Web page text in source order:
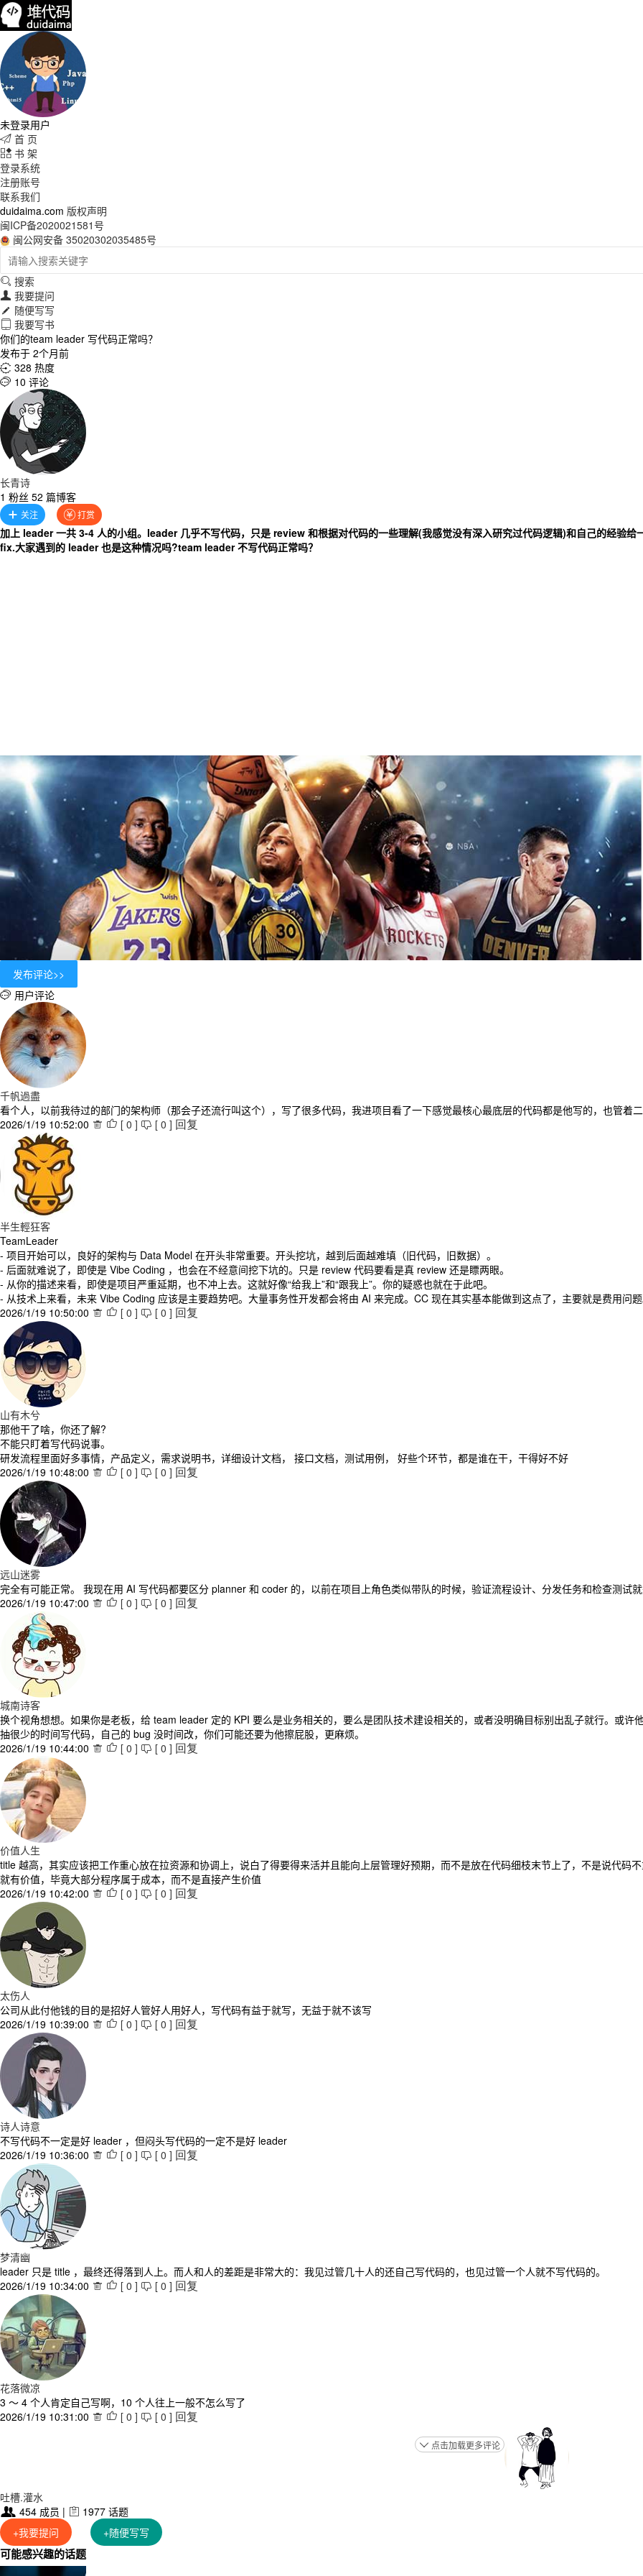
未登录用户
 首 页
 书 架
登录系统
注册账号
联系我们
duidaima.com 版权声明
闽ICP备2020021581号
闽公网安备 35020302035485号
 搜索
 我要提问
 随便写写
 我要写书
你们的team leader 写代码正常吗？
发布于 2个月前
 328 热度
 10 评论
长青诗
1 粉丝 52 篇博客
 关注 打赏
加上 leader 一共 3-4 人的小组。leader 几乎不写代码，只是 review 和根据对代码的一些理解(我感觉没有深入研究过代码逻辑)和自己的经验
fix.大家遇到的 leader 也是这种情况吗?team leader 不写代码正常吗？
 用户评论
千帆過盡
看个人，以前我待过的部门的架构师（那会子还流行叫这个），写了很多代码，我进项目看了一下感觉最核心最底层的代码都是他写的，也管着
2026/1/19 10:52:00   [ 0 ]  [ 0 ] 回复
半生輕狂客
TeamLeader
- 项目开始可以，良好的架构与 Data Model 在开头非常重要。开头挖坑，越到后面越难填（旧代码，旧数据）。
- 后面就难说了，即使是 Vibe Coding ，也会在不经意间挖下坑的。只是 review 代码要看是真 review 还是瞟两眼。
- 从你的描述来看，即使是项目严重延期，也不冲上去。这就好像“给我上”和“跟我上”。你的疑惑也就在于此吧。
- 从技术上来看，未来 Vibe Coding 应该是主要趋势吧。大量事务性开发都会将由 AI 来完成。CC 现在其实基本能做到这点了，主要就是费用问题
2026/1/19 10:50:00   [ 0 ]  [ 0 ] 回复
山有木兮
那他干了啥，你还了解?
不能只盯着写代码说事。
研发流程里面好多事情，产品定义，需求说明书，详细设计文档， 接口文档，测试用例， 好些个环节，都是谁在干，干得好不好
2026/1/19 10:48:00   [ 0 ]  [ 0 ] 回复
远山迷雾
完全有可能正常。 我现在用 AI 写代码都要区分 planner 和 coder 的，以前在项目上角色类似带队的时候，验证流程设计、分发任务和检查测试
2026/1/19 10:47:00   [ 0 ]  [ 0 ] 回复
城南诗客
换个视角想想。如果你是老板，给 team leader 定的 KPI 要么是业务相关的，要么是团队技术建设相关的，或者没明确目标别出乱子就行。或
抽很少的时间写代码，自己的 bug 没时间改，你们可能还要为他擦屁股，更麻烦。
2026/1/19 10:44:00   [ 0 ]  [ 0 ] 回复
价值人生
title 越高，其实应该把工作重心放在拉资源和协调上，说白了得要得来活并且能向上层管理好预期，而不是放在代码细枝末节上了，不是说代码
就有价值，毕竟大部分程序属于成本，而不是直接产生价值
2026/1/19 10:42:00   [ 0 ]  [ 0 ] 回复
太伤人
公司从此付他钱的目的是招好人管好人用好人，写代码有益于就写，无益于就不该写
2026/1/19 10:39:00   [ 0 ]  [ 0 ] 回复
诗人诗意
不写代码不一定是好 leader ，但闷头写代码的一定不是好 leader
2026/1/19 10:36:00   [ 0 ]  [ 0 ] 回复
梦清幽
leader 只是 title ，最终还得落到人上。而人和人的差距是非常大的：我见过管几十人的还自己写代码的，也见过管一个人就不写代码的。
2026/1/19 10:34:00   [ 0 ]  [ 0 ] 回复
花落微凉
3 ～ 4 个人肯定自己写啊，10 个人往上一般不怎么写了
2026/1/19 10:31:00   [ 0 ]  [ 0 ] 回复
 点击加载更多评论
吐槽.灌水
 454 成员 |  1977 话题
+我要提问
+随便写写
可能感兴趣的话题